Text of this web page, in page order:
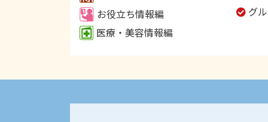
お役立ち情報編
医療・美容情報編
グ